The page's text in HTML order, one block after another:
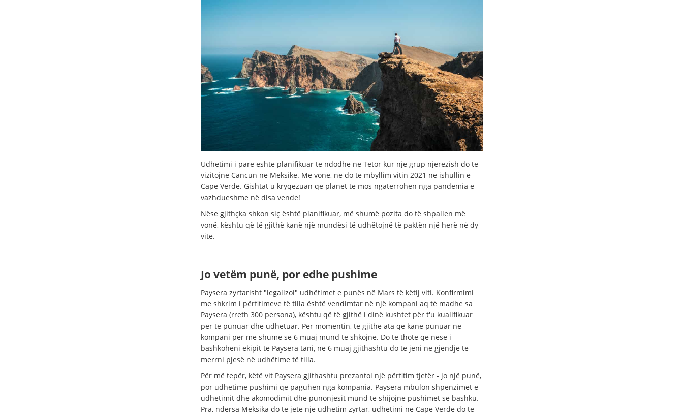
Udhëtimi i parë është planifikuar të ndodhë në Tetor kur një grup njerëzish do të
vizitojnë Cancun në Meksikë. Më vonë, ne do të mbyllim vitin 2021 në ishullin e
Cape Verde. Gishtat u kryqëzuan që planet të mos ngatërrohen nga pandemia e
vazhdueshme në disa vende!
Nëse gjithçka shkon siç është planifikuar, më shumë pozita do të shpallen më
vonë, kështu që të gjithë kanë një mundësi të udhëtojnë të paktën një herë në dy
vite.
Jo vetëm punë, por edhe pushime
Paysera zyrtarisht "legalizoi" udhëtimet e punës në Mars të këtij viti. Konfirmimi
me shkrim i përfitimeve të tilla është vendimtar në një kompani aq të madhe sa
Paysera (rreth 300 persona), kështu që të gjithë i dinë kushtet për t'u kualifikuar
për të punuar dhe udhëtuar. Për momentin, të gjithë ata që kanë punuar në
kompani për më shumë se 6 muaj mund të shkojnë. Do të thotë që nëse i
bashkoheni ekipit të Paysera tani, në 6 muaj gjithashtu do të jeni në gjendje të
merrni pjesë në udhëtime të tilla.
Për më tepër, këtë vit Paysera gjithashtu prezantoi një përfitim tjetër - jo një punë,
por udhëtime pushimi që paguhen nga kompania. Paysera mbulon shpenzimet e
udhëtimit dhe akomodimit dhe punonjësit mund të shijojnë pushimet së bashku.
Pra, ndërsa Meksika do të jetë një udhëtim zyrtar, udhëtimi në Cape Verde do të